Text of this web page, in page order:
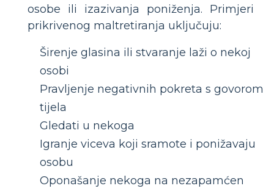
osobe ili izazivanja poniženja. Primjeri
prikrivenog maltretiranja uključuju:
Širenje glasina ili stvaranje laži o nekoj
osobi
Pravljenje negativnih pokreta s govorom
tijela
Gledati u nekoga
Igranje viceva koji sramote i ponižavaju
osobu
Oponašanje nekoga na nezapamćen